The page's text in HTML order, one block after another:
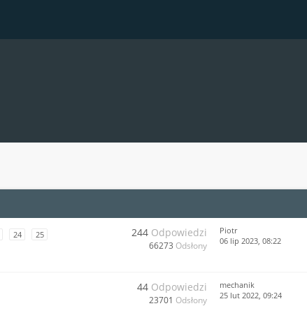
24 25 244 Odpowiedzi
66273 Odsłony
Piotr
06 lip 2023, 08:22
44 Odpowiedzi
23701 Odsłony
mechanik
25 lut 2022, 09:24